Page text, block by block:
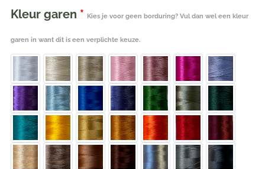
Kleur garen * Kies je voor geen borduring? Vul dan wel een kleur
garen in want dit is een verplichte keuze.